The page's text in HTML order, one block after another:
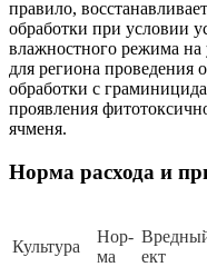
правило,
обработки при условии
влажностного режима на
для региона проведения
обработки с
проявления
ячменя.
Норма расхода и
Куль­ту­ра
Нор­
ма
ект